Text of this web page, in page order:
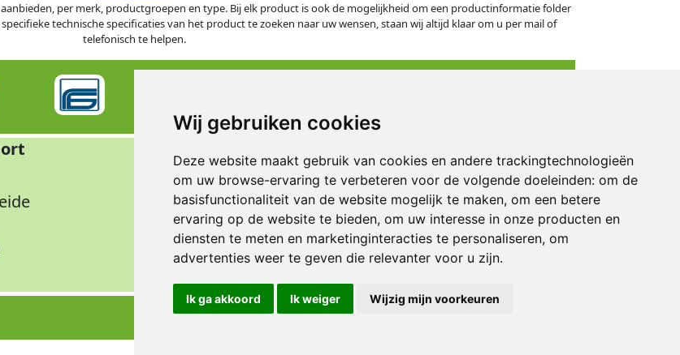
Wij gebruiken cookies
Deze website maakt gebruik van cookies en andere trackingtechnologieën
om uw browse-ervaring te verbeteren voor de volgende doeleinden: om de
basisfunctionaliteit van de website mogelijk te maken, om een betere
ervaring op de website te bieden, om uw interesse in onze producten en
diensten te meten en marketinginteracties te personaliseren, om
advertenties weer te geven die relevanter voor u zijn.
Ik ga akkoord Ik weiger Wijzig mijn voorkeuren
per merk, productgroepen en type. Bij elk product is ook de mogelijkheid om een productinformatie folder
technische specificaties van het product te zoeken naar uw wensen, staan wij altijd klaar om u per mail of
telefonisch te helpen.
Maandag t/m donderdag: 09.00 - 16.30 uur
Vrijdag: 09.00 - 14.30 uur
Weekend: gesloten
© BAFA 2026